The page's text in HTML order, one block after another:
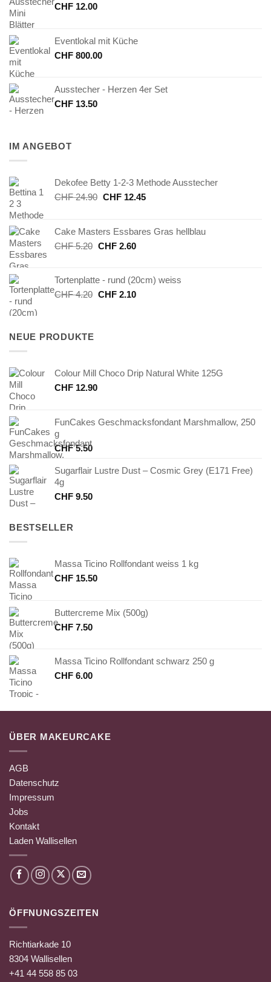
CHF 12.00
Eventlokal mit Küche
CHF 800.00
Ausstecher - Herzen 4er Set
CHF 13.50
IM ANGEBOT
Dekofee Betty 1-2-3 Methode Ausstecher
CHF24.90 Ursprünglicher
CHF 24.90
CHF12.45Aktueller
CHF 12.45.
Cake Masters Essbares Gras hellblau
CHF5.20 Ursprünglicher
CHF 5.20
CHF2.60Aktueller
CHF 2.60.
Tortenplatte - rund (20cm) weiss
CHF4.20 Ursprünglicher
CHF2.10Aktueller
NEUE PRODUKTE
Colour Mill Choco Drip Natural White 125G
CHF 12.90
FunCakes Geschmacksfondant Marshmallow, 250
g
CHF5.50
Sugarflair Lustre Dust – Cosmic Grey (E171 Free)
4g
CHF 9.50
BESTSELLER
Massa Ticino Rollfondant weiss 1 kg
CHF 15.50
Buttercreme Mix (500g)
CHF 7.50
Massa Ticino Rollfondant schwarz 250 g
CHF 6.00
ÜBER MAKEURCAKE
AGB
Datenschutz
Impressum
Jobs
Kontakt
Laden Wallisellen
ÖFFNUNGSZEITEN
Richtiarkade 10
8304 Wallisellen
+41 44 558 85 03